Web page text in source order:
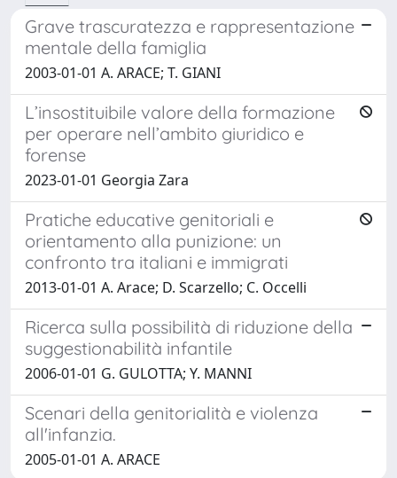
Grave trascuratezza e rappresentazione
mentale della famiglia
2003-01-01 A. ARACE; T. GIANI
L’insostituibile valore della formazione
per operare nell’ambito giuridico e
forense
2023-01-01 Georgia Zara
Pratiche educative genitoriali e
orientamento alla punizione: un
confronto tra italiani e immigrati
2013-01-01 A. Arace; D. Scarzello; C. Occelli
Ricerca sulla possibilità di riduzione della
suggestionabilità infantile
2006-01-01 G. GULOTTA; Y. MANNI
Scenari della genitorialità e violenza
all'infanzia.
2005-01-01 A. ARACE